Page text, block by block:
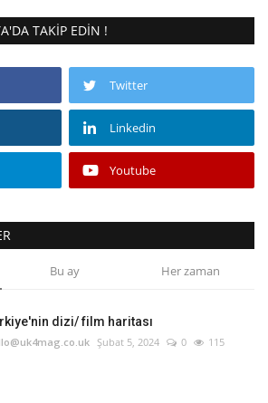
TAKIP EDIN !
Twitter
Linkedin
Youtube
Bu ay Her zaman
dizi/ film haritası
Şubat 5, 2024 0 115